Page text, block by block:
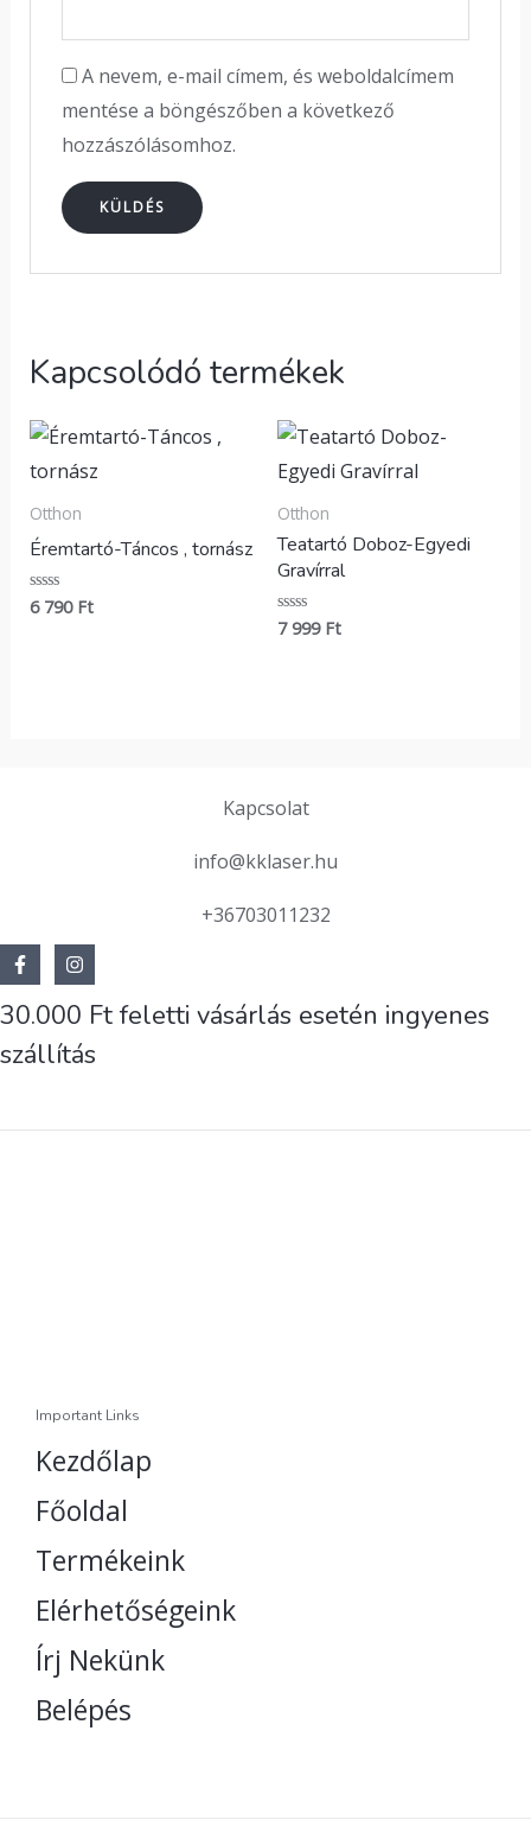
A nevem, e-mail címem, és weboldalcímem
mentése a böngészőben a következő
hozzászólásomhoz.
Kapcsolódó termékek
Otthon
Éremtartó-Táncos , tornász
Értékelés:
6 790 Ft
Otthon
Teatartó Doboz-Egyedi
Gravírral
Értékelés:
7 999 Ft
Kapcsolat
info@kklaser.hu
+36703011232
30.000 Ft feletti vásárlás esetén ingyenes
szállítás
Important Links
Kezdőlap
Főoldal
Termékeink
Elérhetőségeink
Írj Nekünk
Belépés